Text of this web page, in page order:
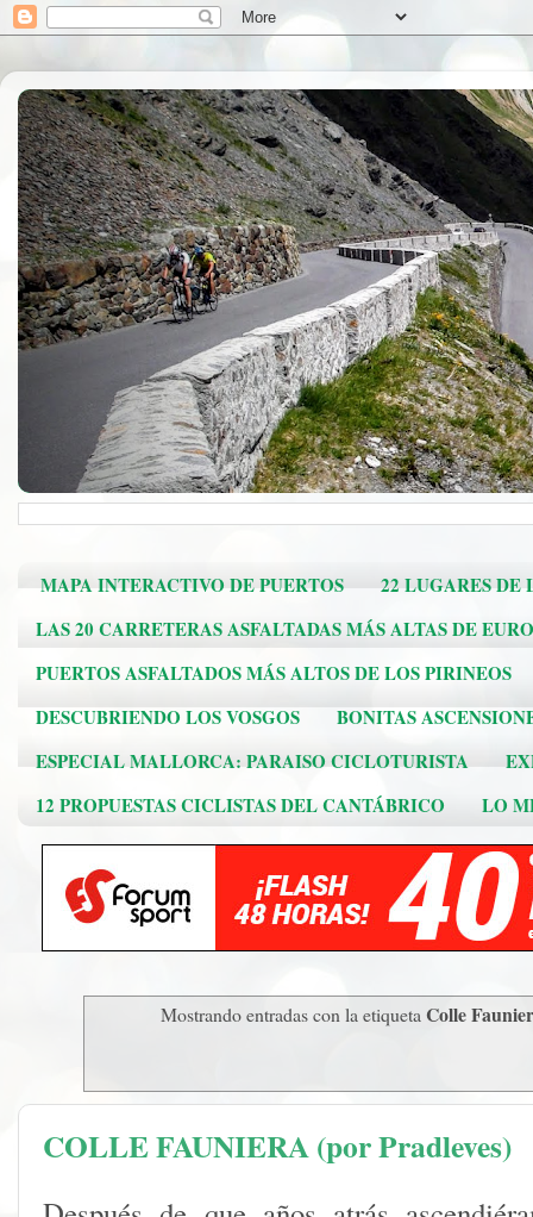
MAPA INTERACTIVO DE PUERTOS
22 LUGARES DE
LAS 20 CARRETERAS ASFALTADAS MÁS ALTAS DE
PUERTOS ASFALTADOS MÁS ALTOS DE LOS PIRINEOS
DESCUBRIENDO LOS VOSGOS
BONITAS
ESPECIAL MALLORCA: PARAISO CICLOTURISTA
12 PROPUESTAS CICLISTAS DEL CANTÁBRICO
LO
Mostrando entradas con la etiquetaColle
COLLE FAUNIERA (por Pradleves)